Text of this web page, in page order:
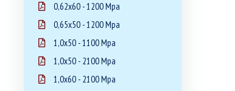
0,62x60 - 1200 Mpa
0,65x50 - 1200 Mpa
1,0x50 - 1100 Mpa
1,0x50 - 2100 Mpa
1,0x60 - 2100 Mpa